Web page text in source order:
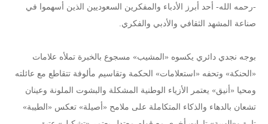
-رحمه الله- أحد أبرز الأدباء والمفكرين السعوديين الذين أسهموا في
صناعة المشهد الثقافي والأدبي والفكري.
بوجه نجدي دائري يكسوه «المشيب» مسجوع بالخبرة تملأه علامات
«الحنكة» وتحفه «استعلامات» الحكمة وتقاسيم مألوفة تتقاطع مع عائلته
ومحيا «أنيق» يعتمر الأزياء الوطنية المشكلة والبشوت الملونة وعينان
تشعان بالدهاء والذكاء المتكاملة على ملامح «أصيلة» تعكس «الطيبة»